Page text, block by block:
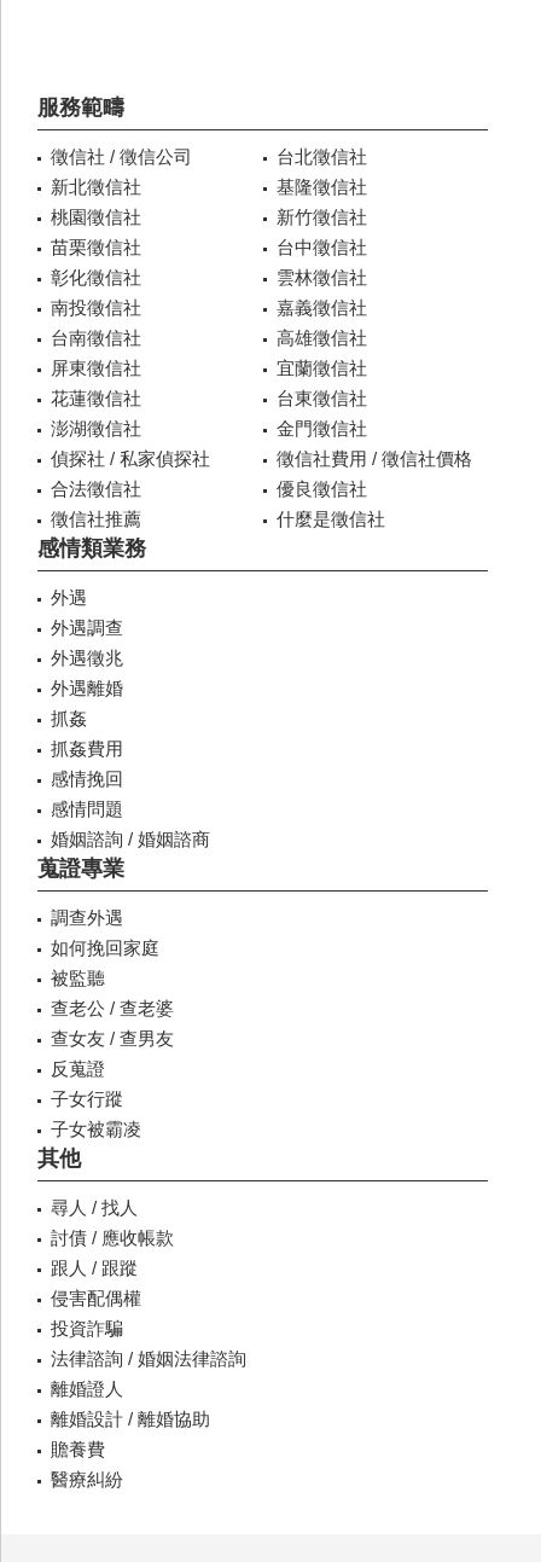
服務範疇
徵信社 / 徵信公司
台北徵信社
新北徵信社
基隆徵信社
桃園徵信社
新竹徵信社
苗栗徵信社
台中徵信社
彰化徵信社
雲林徵信社
南投徵信社
嘉義徵信社
台南徵信社
高雄徵信社
屏東徵信社
宜蘭徵信社
花蓮徵信社
台東徵信社
澎湖徵信社
金門徵信社
偵探社 / 私家偵探社
徵信社費用 / 徵信社價格
合法徵信社
優良徵信社
徵信社推薦
什麼是徵信社
感情類業務
外遇
外遇調查
外遇徵兆
外遇離婚
抓姦
抓姦費用
感情挽回
感情問題
婚姻諮詢 / 婚姻諮商
蒐證專業
調查外遇
如何挽回家庭
被監聽
查老公 / 查老婆
查女友 / 查男友
反蒐證
子女行蹤
子女被霸凌
其他
尋人 / 找人
討債 / 應收帳款
跟人 / 跟蹤
侵害配偶權
投資詐騙
法律諮詢 / 婚姻法律諮詢
離婚證人
離婚設計 / 離婚協助
贍養費
醫療糾紛